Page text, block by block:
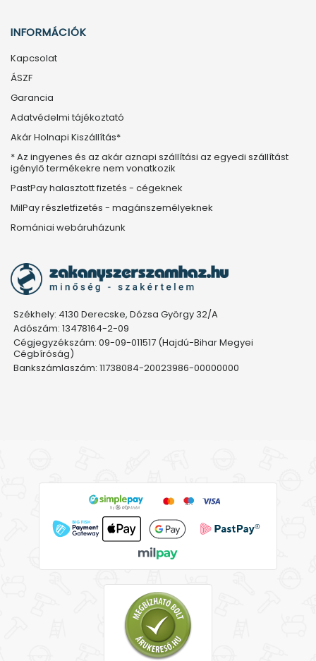
INFORMÁCIÓK
Kapcsolat
ÁSZF
Garancia
Adatvédelmi tájékoztató
Akár Holnapi Kiszállítás*
* Az ingyenes és az akár aznapi szállítási az egyedi szállítást
igénylő termékekre nem vonatkozik
PastPay halasztott fizetés - cégeknek
MilPay részletfizetés - magánszemélyeknek
Romániai webáruházunk
Székhely: 4130 Derecske, Dózsa György 32/A
Adószám: 13478164-2-09
Cégjegyzékszám: 09-09-011517 (Hajdú-Bihar Megyei
Cégbíróság)
Bankszámlaszám: 11738084-20023986-00000000